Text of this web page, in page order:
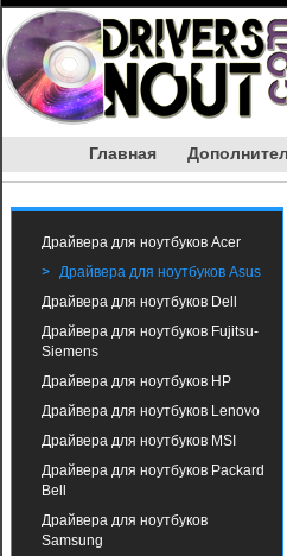
Главная
Драйвера для ноутбуков Acer
Драйвера для ноутбуков Asus
Драйвера для ноутбуков Dell
Драйвера для ноутбуков Fujitsu-
Siemens
Драйвера для ноутбуков HP
Драйвера для ноутбуков Lenovo
Драйвера для ноутбуков MSI
Драйвера для ноутбуков Packard
Bell
Драйвера для ноутбуков
Samsung